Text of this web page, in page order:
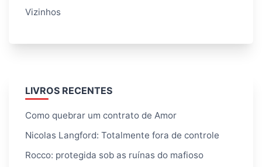
Vizinhos
LIVROS RECENTES
Como quebrar um contrato de Amor
Nicolas Langford: Totalmente fora de controle
Rocco: protegida sob as ruínas do mafioso